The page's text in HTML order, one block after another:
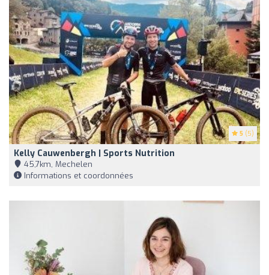
5 (5)
Kelly Cauwenbergh | Sports Nutrition
45,7km, Mechelen
Informations et coordonnées